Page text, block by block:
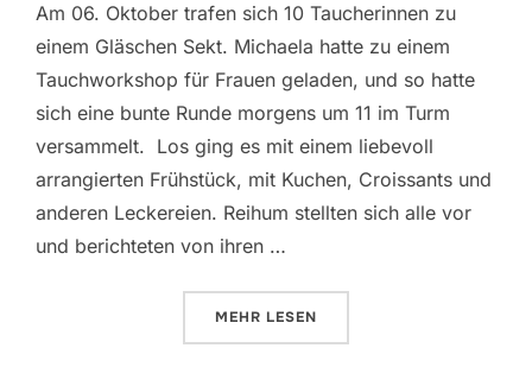
Am 06. Oktober trafen sich 10 Taucherinnen zu
einem Gläschen Sekt. Michaela hatte zu einem
Tauchworkshop für Frauen geladen, und so hatte
sich eine bunte Runde morgens um 11 im Turm
versammelt. Los ging es mit einem liebevoll
arrangierten Frühstück, mit Kuchen, Croissants und
anderen Leckereien. Reihum stellten sich alle vor
und berichteten von ihren …
MEHR ÜBER „MÄDELS TAUCHTAG
LESEN